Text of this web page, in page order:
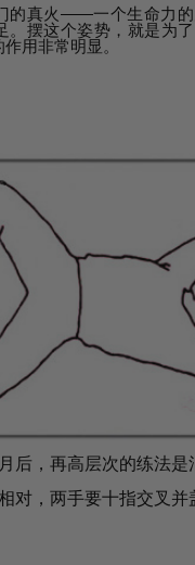
的真火——一个生命力的
。摆这个姿势，就是为
用非常明显。
后，再高层次的练法是
对，两手要十指交叉并